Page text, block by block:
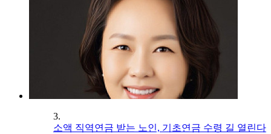
3.
소액 직역연금 받는 노인, 기초연금 수령 길 열린다